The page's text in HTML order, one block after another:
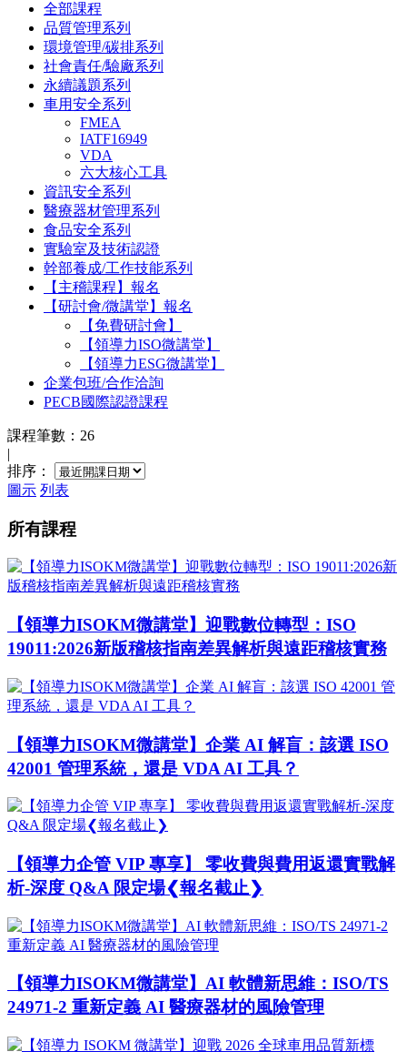
全部課程
品質管理系列
環境管理/碳排系列
社會責任/驗廠系列
永續議題系列
車用安全系列
FMEA
IATF16949
VDA
六大核心工具
資訊安全系列
醫療器材管理系列
食品安全系列
實驗室及技術認證
幹部養成/工作技能系列
【主稽課程】報名
【研討會/微講堂】報名
【免費研討會】
【領導力ISO微講堂】
【領導力ESG微講堂】
企業包班/合作洽詢
PECB國際認證課程
課程筆數：26
|
排序：
圖示 列表
所有課程
【領導力ISOKM微講堂】迎戰數位轉型：ISO
19011:2026新版稽核指南差異解析與遠距稽核實務
【領導力ISOKM微講堂】企業 AI 解盲：該選 ISO
42001 管理系統，還是 VDA AI 工具？
【領導力企管 VIP 專享】 零收費與費用返還實戰解
析-深度 Q&A 限定場❮報名截止❯
【領導力ISOKM微講堂】AI 軟體新思維：ISO/TS
24971-2 重新定義 AI 醫療器材的風險管理